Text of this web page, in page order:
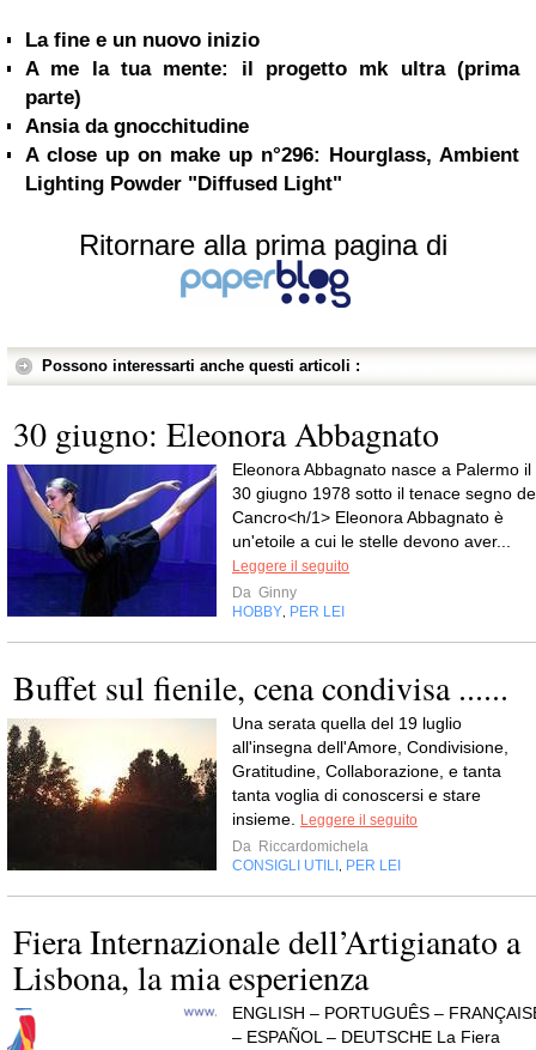
La fine e un nuovo inizio
A me la tua mente: il progetto mk ultra (prima
parte)
Ansia da gnocchitudine
A close up on make up n°296: Hourglass, Ambient
Lighting Powder "Diffused Light"
Ritornare alla prima pagina di
Possono interessarti anche questi articoli :
30 giugno: Eleonora Abbagnato
Eleonora Abbagnato nasce a Palermo il
30 giugno 1978 sotto il tenace segno
Cancro<h/1> Eleonora Abbagnato è
un'etoile a cui le stelle devono aver...
Leggere il seguito
Da Ginny
HOBBY PER LEI
Buffet sul fienile, cena condivisa ......
Una serata quella del 19 luglio
all'insegna dell'Amore, Condivisione,
Gratitudine, Collaborazione, e tanta
tanta voglia di conoscersi e stare
insieme.
Leggere il seguito
Da Riccardomichela
CONSIGLI UTILI PER LEI
Fiera Internazionale dell’Artigianato a
Lisbona, la mia esperienza
ENGLISH – PORTUGUÊS –
– ESPAÑOL – DEUTSCHE La Fiera